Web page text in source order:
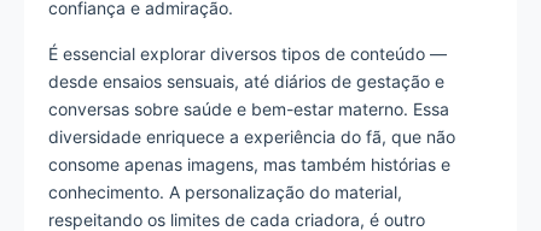
confiança e admiração.
É essencial explorar diversos tipos de conteúdo —
desde ensaios sensuais, até diários de gestação e
conversas sobre saúde e bem-estar materno. Essa
diversidade enriquece a experiência do fã, que não
consome apenas imagens, mas também histórias e
conhecimento. A personalização do material,
respeitando os limites de cada criadora, é outro